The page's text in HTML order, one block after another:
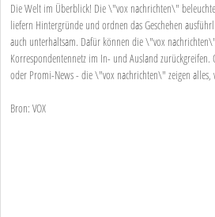
Die Welt im Überblick! Die \"vox nachrichten\"
liefern Hintergründe und ordnen das Geschehen
auch unterhaltsam. Dafür können die \"vox
Korrespondentennetz im In- und Ausland zurückgreifen.
oder Promi-News - die \"vox nachrichten\" zeigen alles,
Bron: VOX